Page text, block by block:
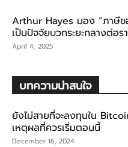
Arthur Hayes มอง “ภาษีข
เป็นปัจจัยบวกระยะกลางต่อ
April 4, 2025
บทความน่าสนใจ
ยังไม่สายที่จะลงทุนใน
เหตุผลที่ควรเริ่มตอนนี้
December 16, 2024